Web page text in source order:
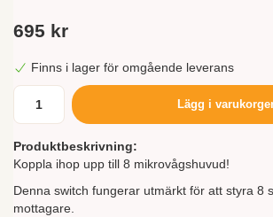
695 kr
Finns i lager för omgående leverans
Lägg i
Produktbeskrivning:
Koppla ihop upp till 8 mikrovågshuvud!
Denna switch fungerar utmärkt för att styra 8
mottagare.